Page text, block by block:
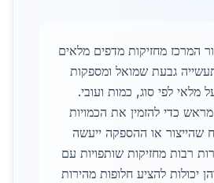
המרכז מחזיקות מדפים מלאים
גבעת שמואל ומספקות
מלאי לפי סוג, כמות ועובי.
כדי להזמין את הכמויות
שהייצור או ההספקה ייעשה
רבות מחזיקות שותפויות עם
יכולות להציע חלופות מהירות